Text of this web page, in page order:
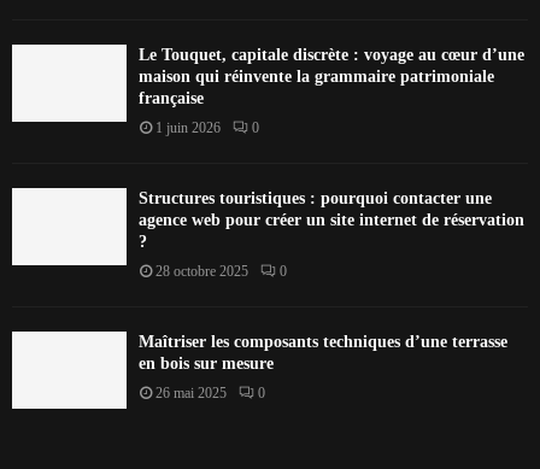
Le Touquet, capitale discrète : voyage au cœur d’une
maison qui réinvente la grammaire patrimoniale
française
1 juin 2026 0
Structures touristiques : pourquoi contacter une
agence web pour créer un site internet de réservation
?
28 octobre 2025 0
Maîtriser les composants techniques d’une terrasse
en bois sur mesure
26 mai 2025 0